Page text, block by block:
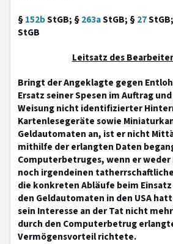
§152bStGB; §263aStGB; §27
StGB
Leitsatz des
Bringt der Angeklagte gegen
Ersatz seiner Spesen im Auftrag
Weisung nicht identifizierter
Kartenlesegeräte sowie
Geldautomaten an, ist er nicht
mithilfe der erlangten Daten
Computerbetruges, wenn er weder
noch irgendeinen
die konkreten Abläufe beim
den Geldautomaten in den USA
sein Interesse an der Tat nicht
durch den Computerbetrug
Vermögensvorteil richtete.